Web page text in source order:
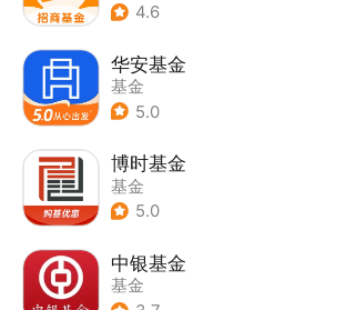
4.6
华安基金
基金
5.0
博时基金
基金
5.0
中银基金
基金